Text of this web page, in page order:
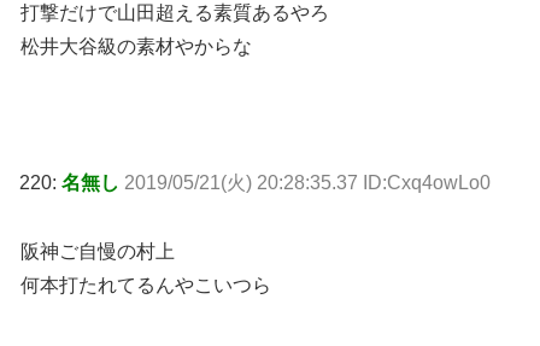
打撃だけで山田超える素質あるやろ
松井大谷級の素材やからな
220: 名無し 2019/05/21(火) 20:28:35.37 ID:Cxq4owLo0
阪神ご自慢の村上
何本打たれてるんやこいつら